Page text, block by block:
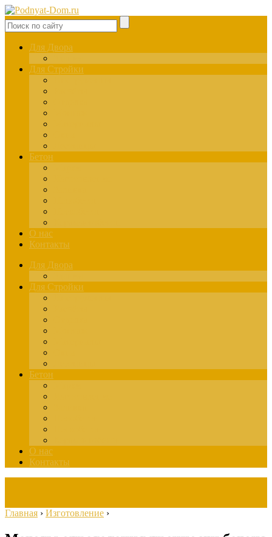
Для Двора
Для Стройки
Бетон
О нас
Контакты
Для Двора
Для Стройки
Бетон
О нас
Контакты
Главная › Изготовление ›